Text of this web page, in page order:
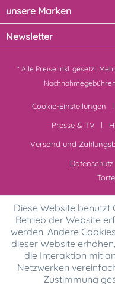
unsere Marken
Newsletter
* Alle Preise inkl. gesetzl.
Cookie-Einstellungen
Presse & TV
Versand und
Datenschutz
Diese Website benutzt
Betrieb der Website
werden. Andere
dieser Website
die Interaktion mit
Netzwerken
Zustimmung